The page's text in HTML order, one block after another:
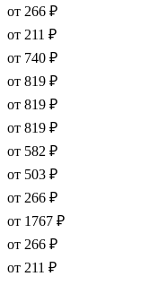
от 266 ₽
от 211 ₽
от 740 ₽
от 819 ₽
от 819 ₽
от 819 ₽
от 582 ₽
от 503 ₽
от 266 ₽
от 1767 ₽
от 266 ₽
от 211 ₽